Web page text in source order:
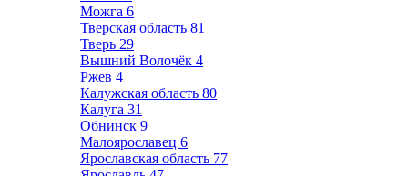
Можга 6
Тверская область 81
Тверь 29
Вышний Волочёк 4
Ржев 4
Калужская область 80
Калуга 31
Обнинск 9
Малоярославец 6
Ярославская область 77